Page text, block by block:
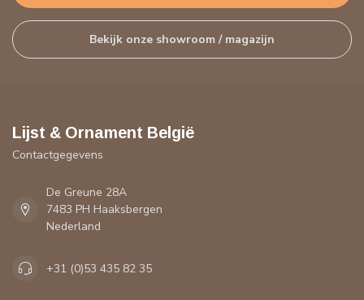
Bekijk onze showroom / magazijn
Lijst & Ornament België
Contactgegevens
De Greune 28A
7483 PH Haaksbergen
Nederland
+31 (0)53 435 82 35